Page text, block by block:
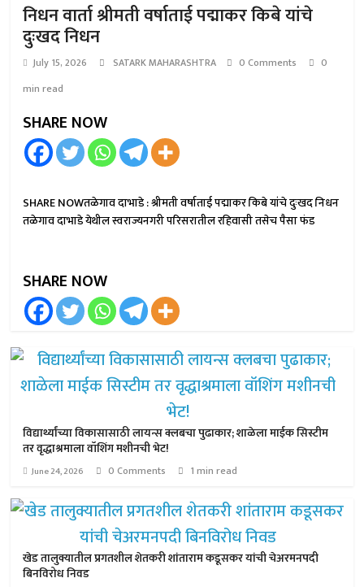
निधन वार्ता श्रीमती वर्षाताई पद्माकर किबे यांचे
दुःखद निधन
July 15, 2026 SATARK MAHARASHTRA 0 Comments
0
min read
SHARE NOW
SHARE NOWतळेगाव दाभाडे : श्रीमती वर्षाताई पद्माकर किबे यांचे दुःखद निधन
तळेगाव दाभाडे येथील स्वराज्यनगरी परिसरातील रहिवासी तसेच पैसा फंड
SHARE NOW
विद्यार्थ्यांच्या विकासासाठी लायन्स क्लबचा पुढाकार; शाळेला माईक सिस्टीम
तर वृद्धाश्रमाला वॉशिंग मशीनची भेट!
June 24, 2026 0 Comments 1 min read
खेड तालुक्यातील प्रगतशील शेतकरी शांताराम कडूसकर यांची चेअरमनपदी
बिनविरोध निवड